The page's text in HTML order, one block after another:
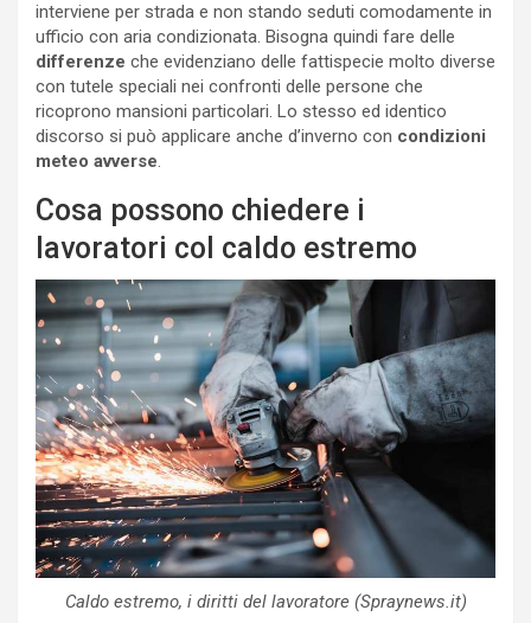
interviene per strada e non stando seduti comodamente in
ufficio con aria condizionata. Bisogna quindi fare delle
differenze che evidenziano delle fattispecie molto diverse
con tutele speciali nei confronti delle persone che
ricoprono mansioni particolari. Lo stesso ed identico
discorso si può applicare anche d’inverno con condizioni
meteo avverse.
Cosa possono chiedere i
lavoratori col caldo estremo
Caldo estremo, i diritti del lavoratore (Spraynews.it)